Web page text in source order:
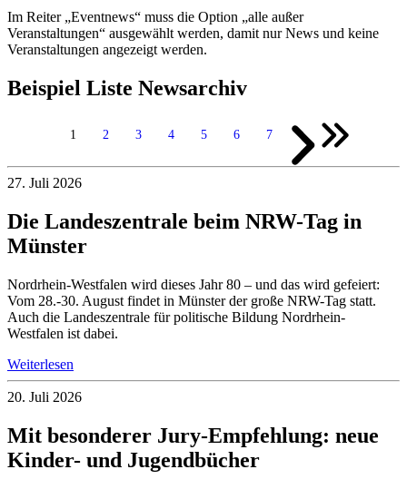
Im Reiter „Eventnews“ muss die Option „alle außer
Veranstaltungen“ ausgewählt werden, damit nur News und keine
Veranstaltungen angezeigt werden.
Beispiel Liste Newsarchiv
1 2 3 4 5 6 7
27. Juli 2026
Die Landeszentrale beim NRW-Tag in
Münster
Nordrhein-Westfalen wird dieses Jahr 80 – und das wird gefeiert:
Vom 28.-30. August findet in Münster der große NRW-Tag statt.
Auch die Landeszentrale für politische Bildung Nordrhein-
Westfalen ist dabei.
Weiterlesen
20. Juli 2026
Mit besonderer Jury-Empfehlung: neue
Kinder- und Jugendbücher